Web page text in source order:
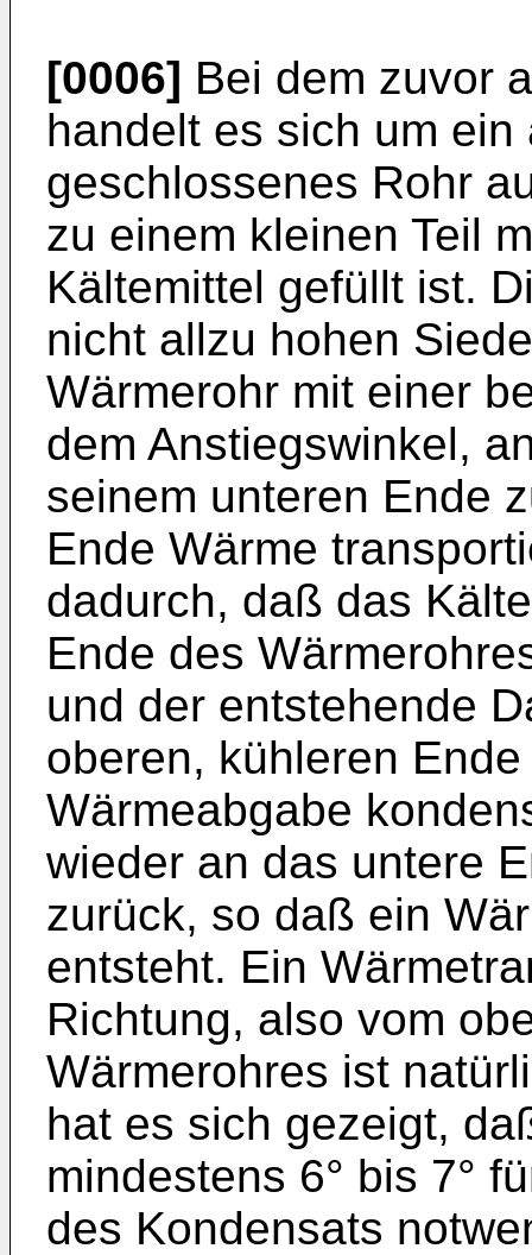
[0006] Bei dem zuvor
handelt es sich um
geschlossenes Rohr
zu einem kleinen Teil
Kältemittel gefüllt ist.
nicht allzu hohen
Wärmerohr mit einer
dem Anstiegswinkel,
seinem unteren Ende
Ende Wärme
dadurch, daß das
Ende des
und der entstehende
oberen, kühleren
Wärmeabgabe
wieder an das untere
zurück, so daß ein
entsteht. Ein
Richtung, also vom
Wärmerohres ist
hat es sich gezeigt,
mindestens 6° bis 7°
des Kondensats